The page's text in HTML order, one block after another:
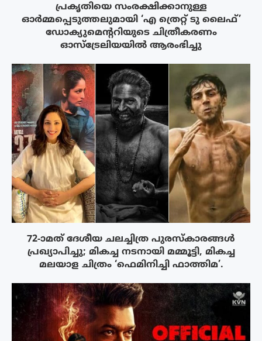
പ്രകൃതിയെ സംരക്ഷിക്കാനുള്ള
ഓർമ്മപ്പെടുത്തലുമായി ‘എ ത്രെറ്റ് ടു ലൈഫ്’
ഡോക്യുമെന്ററിയുടെ ചിത്രീകരണം
ഓസ്‌ട്രേലിയയിൽ ആരംഭിച്ചു
72-ാമത് ദേശീയ ചലച്ചിത്ര പുരസ്‌കാരങ്ങള്‍
പ്രഖ്യാപിച്ചു; മികച്ച നടനായി മമ്മൂട്ടി, മികച്ച
മലയാള ചിത്രം ‘ഫെമിനിച്ചി ഫാത്തിമ’.